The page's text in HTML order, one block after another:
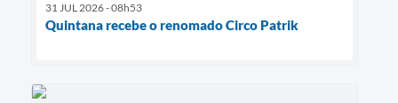
31 JUL 2026 - 08h53
Quintana recebe o renomado Circo Patrik